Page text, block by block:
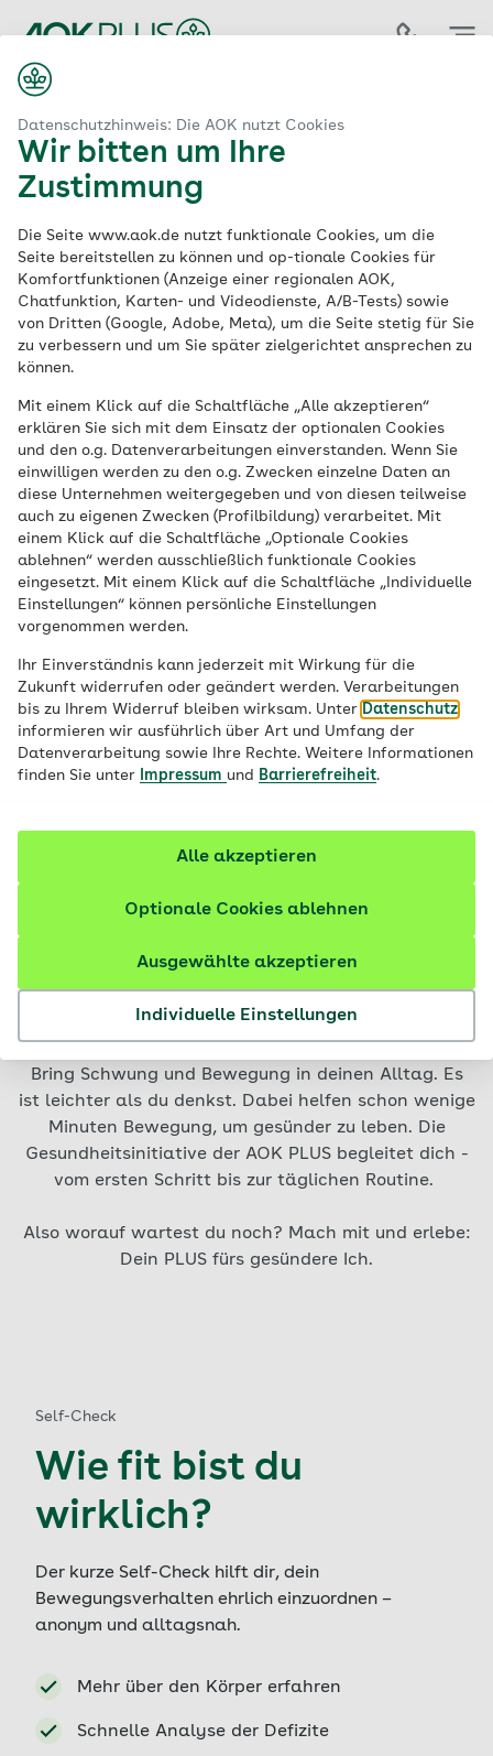
Datenschutzhinweis: Die AOK nutzt Cookies
Wir bitten um Ihre
Zustimmung
Die Seite www.aok.de nutzt funktionale Cookies, um die
Seite bereitstellen zu können und op-tionale Cookies für
Komfortfunktionen (Anzeige einer regionalen AOK,
Chatfunktion, Karten- und Videodienste, A/B-Tests) sowie
von Dritten (Google, Adobe, Meta), um die Seite stetig für Sie
zu verbessern und um Sie später zielgerichtet ansprechen zu
können.
Mit einem Klick auf die Schaltfläche „Alle akzeptieren“
erklären Sie sich mit dem Einsatz der optionalen Cookies
und den o.g. Datenverarbeitungen einverstanden. Wenn Sie
einwilligen werden zu den o.g. Zwecken einzelne Daten an
diese Unternehmen weitergegeben und von diesen teilweise
auch zu eigenen Zwecken (Profilbildung) verarbeitet. Mit
einem Klick auf die Schaltfläche „Optionale Cookies
ablehnen“ werden ausschließlich funktionale Cookies
eingesetzt. Mit einem Klick auf die Schaltfläche „Individuelle
Einstellungen“ können persönliche Einstellungen
vorgenommen werden.
Ihr Einverständnis kann jederzeit mit Wirkung für die
Zukunft widerrufen oder geändert werden. Verarbeitungen
bis zu Ihrem Widerruf bleiben wirksam. Unter Datenschutz
informieren wir ausführlich über Art und Umfang der
Datenverarbeitung sowie Ihre Rechte. Weitere Informationen
finden Sie unter
Impressum und Barrierefreiheit.
Individuelle Einstellungen
Ausgewählte akzeptieren
Optionale Cookies ablehnen
Alle akzeptieren
Zum
Hauptinhalt
springen
Dem Alltag
Beine machen
Entdecke mit der AOK PLUS, wie leicht du
Bewegung in dein Leben integrieren
kannst. Dein PLUS fürs gesündere Ich.
Gesundheitsinitiative der AOK PLUS
Wer sich mehr bewegt,
lebt länger
Bring Schwung und Bewegung in deinen Alltag. Es
ist leichter als du denkst. Dabei helfen schon wenige
Minuten Bewegung, um gesünder zu leben. Die
Gesundheitsinitiative der AOK PLUS begleitet dich -
vom ersten Schritt bis zur täglichen Routine.
Also worauf wartest du noch? Mach mit und erlebe:
Dein PLUS fürs gesündere Ich.
Self-Check
Wie fit bist du
wirklich?
Der kurze Self-Check hilft dir, dein
Bewegungsverhalten ehrlich einzuordnen –
anonym und alltagsnah.
Mehr über den Körper erfahren
Schnelle Analyse der Defizite